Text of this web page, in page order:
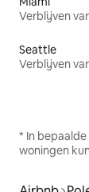
Verblijven
Seattle
Verblijven
* In
woningen